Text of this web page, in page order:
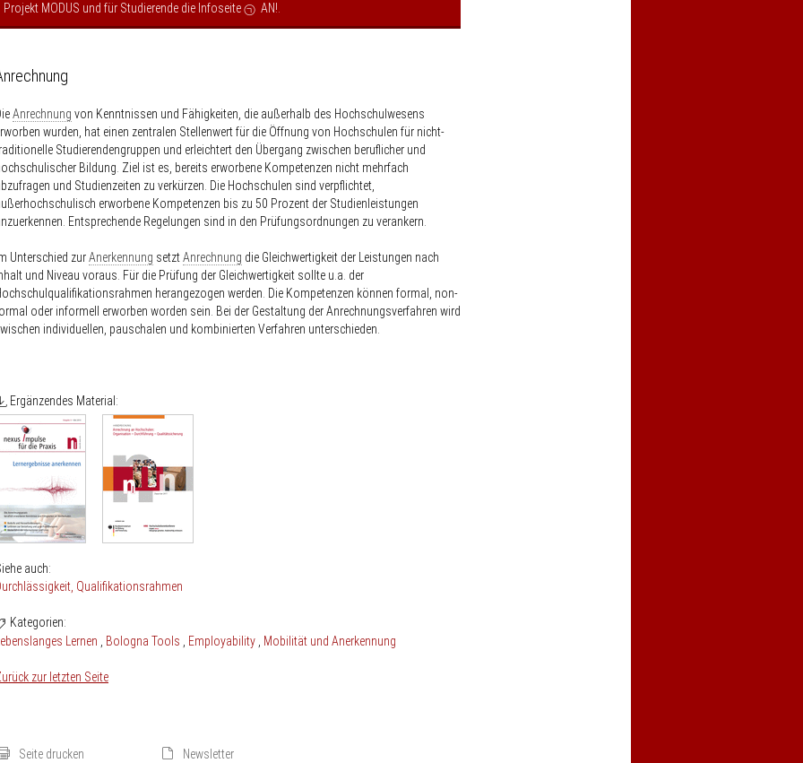
Projekt MODUS und für Studierende die Infoseite AN!
Anrechnung von Kenntnissen und Fähigkeiten, die außerhalb des Hochschulwesens
wurden, hat einen zentralen Stellenwert für die Öffnung von Hochschulen für nicht-
Studierendengruppen und erleichtert den Übergang zwischen beruflicher und
Bildung. Ziel ist es, bereits erworbene Kompetenzen nicht mehrfach
und Studienzeiten zu verkürzen. Die Hochschulen sind verpflichtet,
erworbene Kompetenzen bis zu 50 Prozent der Studienleistungen
Entsprechende Regelungen sind in den Prüfungsordnungen zu verankern.
Unterschied zurAnerkennung setztAnrechnung die Gleichwertigkeit der Leistungen nach
und Niveau voraus. Für die Prüfung der Gleichwertigkeit sollte u.a. der
herangezogen werden. Die Kompetenzen können formal, non-
oder informell erworben worden sein. Bei der Gestaltung der Anrechnungsverfahren wird
individuellen, pauschalen und kombinierten Verfahren unterschieden.
Ergänzendes Material:
auch:
Qualifikationsrahmen
Kategorien:
Lernen
Bologna Tools Employability Mobilität und Anerkennung
zur letzten Seite
Seite drucken Newsletter